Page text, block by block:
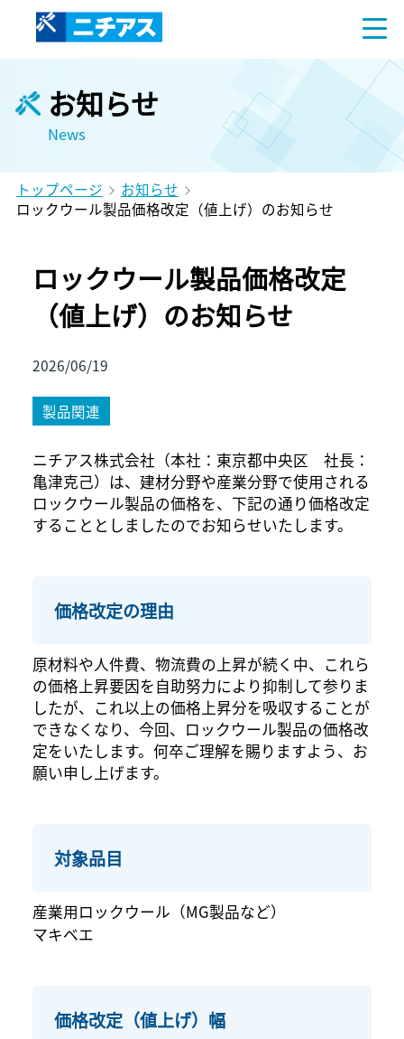
お知らせ
News
トップページ
お知らせ
ロックウール製品価格改定（値上げ）のお知らせ
ロックウール製品価格改定
（値上げ）のお知らせ
2026/06/19
製品関連
ニチアス株式会社（本社：東京都中央区 社長：
亀津克己）は、建材分野や産業分野で使用される
ロックウール製品の価格を、下記の通り価格改定
することとしましたのでお知らせいたします。
価格改定の理由
原材料や人件費、物流費の上昇が続く中、これら
の価格上昇要因を自助努力により抑制して参りま
したが、これ以上の価格上昇分を吸収することが
できなくなり、今回、ロックウール製品の価格改
定をいたします。何卒ご理解を賜りますよう、お
願い申し上げます。
対象品目
産業用ロックウール（MG製品など）
マキベエ
価格改定（値上げ）幅